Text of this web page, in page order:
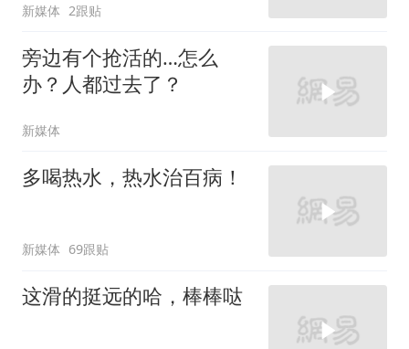
新媒体 2跟贴
旁边有个抢活的…怎么
办？人都过去了？
新媒体
多喝热水，热水治百病！
新媒体 69跟贴
这滑的挺远的哈，棒棒哒